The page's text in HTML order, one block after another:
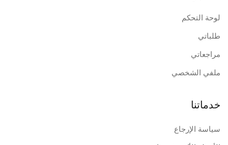
لوحة التحكم
طلباتي
مراجعاتي
ملفي الشخصي
خدماتنا
سياسة الإرجاع